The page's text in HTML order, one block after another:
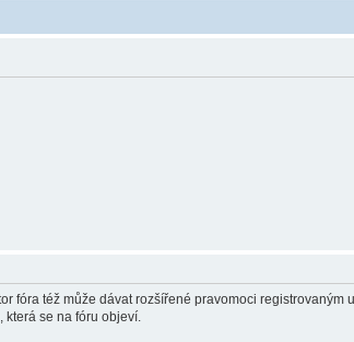
též může dávat rozšířené pravomoci
se na fóru objeví.